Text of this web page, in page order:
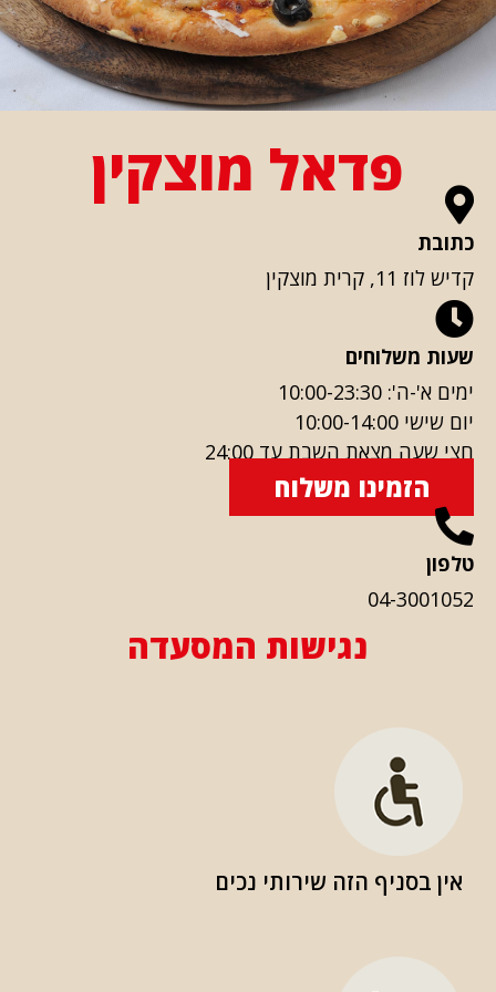
פדאל מוצקין
כתובת
קדיש לוז 11, קרית מוצקין
שעות משלוחים
ימים א'-ה': 10:00-23:30
יום שישי 10:00-14:00
חצי שעה מצאת השבת עד 24:00
הזמינו משלוח
טלפון
04-3001052
נגישות המסעדה
אין בסניף הזה שירותי נכים